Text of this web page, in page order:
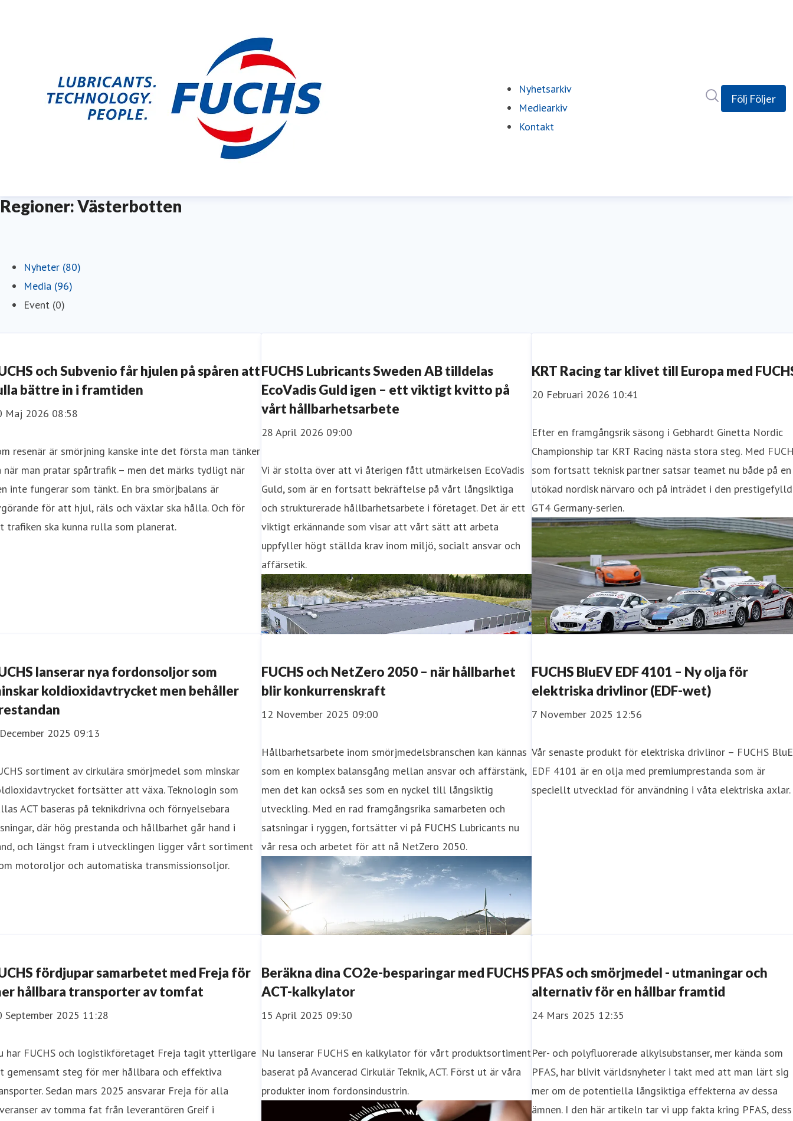
Nyhetsarkiv
Mediearkiv
Kontakt
Följ Följer
Regioner: Västerbotten
Nyheter (80)
Media (96)
Event (0)
och Subvenio får hjulen på spåren att
bättre in i framtiden
Maj 2026 08:58
resenär är smörjning kanske inte det första man tänker
när man pratar spårtrafik – men det märks tydligt när
inte fungerar som tänkt. En bra smörjbalans är
för att hjul, räls och växlar ska hålla. Och för
trafiken ska kunna rulla som planerat.
FUCHS Lubricants Sweden AB tilldelas
EcoVadis Guld igen – ett viktigt kvitto på
vårt hållbarhetsarbete
28 April 2026 09:00
Vi är stolta över att vi återigen fått utmärkelsen EcoVadis
Guld, som är en fortsatt bekräftelse på vårt långsiktiga
och strukturerade hållbarhetsarbete i företaget. Det är ett
viktigt erkännande som visar att vårt sätt att arbeta
uppfyller högt ställda krav inom miljö, socialt ansvar och
affärsetik.
KRT Racing tar klivet till Europa med
20 Februari 2026 10:41
Efter en framgångsrik säsong i Gebhardt Ginetta Nordic
Championship tar KRT Racing nästa stora steg. Med
som fortsatt teknisk partner satsar teamet nu både på en
utökad nordisk närvaro och på inträdet i den
GT4 Germany-serien.
lanserar nya fordonsoljor som
koldioxidavtrycket men behåller
2025 09:13
sortiment av cirkulära smörjmedel som minskar
fortsätter att växa. Teknologin som
ACT baseras på teknikdrivna och förnyelsebara
där hög prestanda och hållbarhet går hand i
och längst fram i utvecklingen ligger vårt sortiment
motoroljor och automatiska transmissionsoljor.
FUCHS och NetZero 2050 – när hållbarhet
blir konkurrenskraft
12 November 2025 09:00
Hållbarhetsarbete inom smörjmedelsbranschen kan kännas
som en komplex balansgång mellan ansvar och affärstänk,
men det kan också ses som en nyckel till långsiktig
utveckling. Med en rad framgångsrika samarbeten och
satsningar i ryggen, fortsätter vi på FUCHS Lubricants nu
vår resa och arbetet för att nå NetZero 2050.
FUCHS BluEV EDF 4101 – Ny olja för
elektriska drivlinor (EDF-wet)
7 November 2025 12:56
Vår senaste produkt för elektriska drivlinor – FUCHS
EDF 4101 är en olja med premiumprestanda som är
speciellt utvecklad för användning i våta elektriska axlar.
fördjupar samarbetet med Freja för
hållbara transporter av tomfat
September 2025 11:28
har FUCHS och logistikföretaget Freja tagit ytterligare
gemensamt steg för mer hållbara och effektiva
Sedan mars 2025 ansvarar Freja för alla
av tomma fat från leverantören Greif i
Beräkna dina CO2e-besparingar med FUCHS
ACT-kalkylator
15 April 2025 09:30
Nu lanserar FUCHS en kalkylator för vårt produktsortiment
baserat på Avancerad Cirkulär Teknik, ACT. Först ut är våra
produkter inom fordonsindustrin.
PFAS och smörjmedel - utmaningar och
alternativ för en hållbar framtid
24 Mars 2025 12:35
Per- och polyfluorerade alkylsubstanser, mer kända som
PFAS, har blivit världsnyheter i takt med att man lärt sig
mer om de potentiella långsiktiga effekterna av dessa
ämnen. I den här artikeln tar vi upp fakta kring PFAS, dess